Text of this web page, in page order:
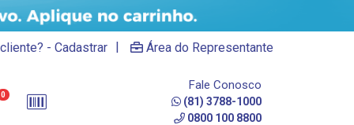
- Cadastrar | Área do Representante
0
Fale Conosco
(81) 3788-1000
0800 100 8800